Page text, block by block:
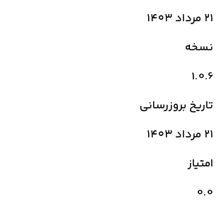
۲۱ مرداد ۱۴۰۳
نسخه
1.0.6
تاریخ بروزرسانی
۲۱ مرداد ۱۴۰۳
امتیاز
0.0